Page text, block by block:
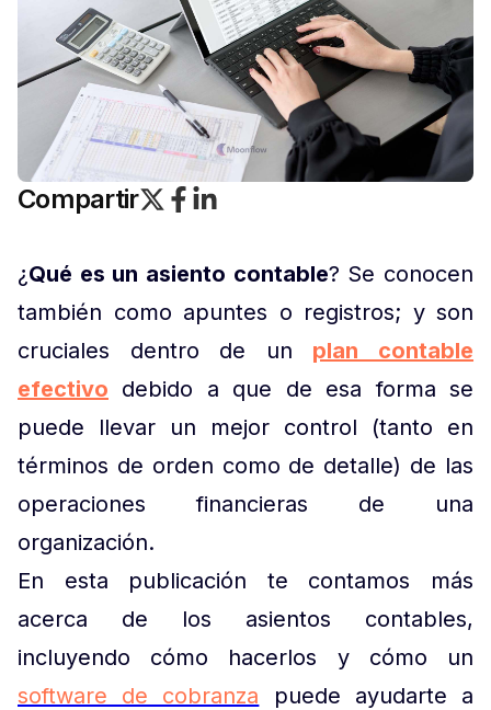
Compartir
¿Qué es un asiento contable? Se conocen
también como apuntes o registros; y son
cruciales dentro de un plan contable
efectivo debido a que de esa forma se
puede llevar un mejor control (tanto en
términos de orden como de detalle) de las
operaciones financieras de una
organización.
En esta publicación te contamos más
acerca de los asientos contables,
incluyendo cómo hacerlos y cómo un
software de cobranza puede ayudarte a